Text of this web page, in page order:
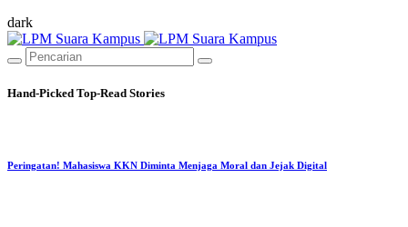
dark
Hand-Picked Top-Read Stories
Peringatan! Mahasiswa KKN Diminta Menjaga Moral dan Jejak Digital